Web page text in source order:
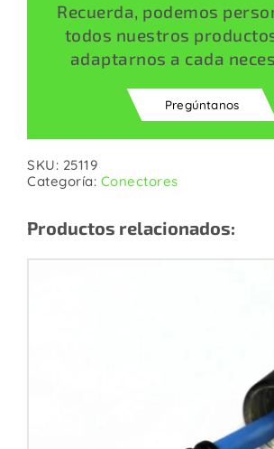
Recuerda, podemos
todos nuestros
adaptarnos a cada
Pregúntanos
SKU: 25119
Categoría: Conectores
Productos relacionados: